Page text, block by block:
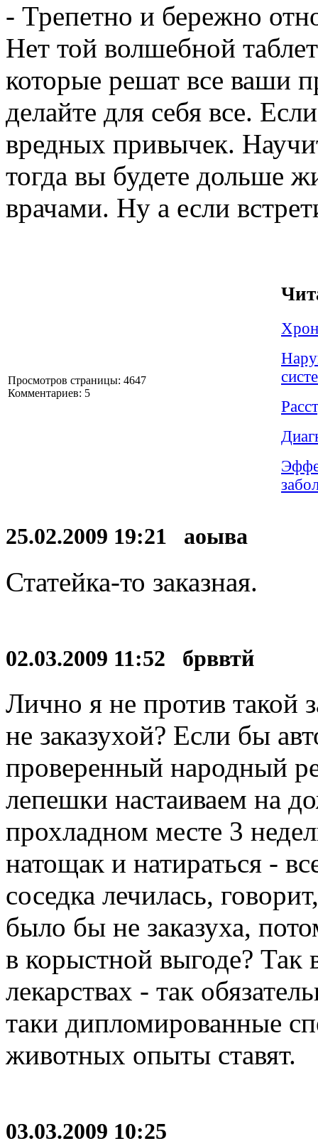
- Трепетно и бережно
Нет той волшебной
которые решат все ваши
делайте для себя все.
вредных привычек.
тогда вы будете дольше
врачами. Ну а если
Просмотров страницы: 4647
Комментариев: 5
25.02.2009 19:21 аоыва
Статейка-то заказная.
02.03.2009 11:52 брввтй
Лично я не против такой
не заказухой? Если бы
проверенный народный
лепешки настаиваем на
прохладном месте 3
натощак и натираться -
соседка лечилась,
было бы не заказуха,
в корыстной выгоде? Так
лекарствах - так
таки дипломированные
животных опыты ставят.
03.03.2009 10:25